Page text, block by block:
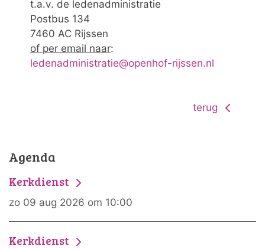
t.a.v. de ledenadministratie
Postbus 134
7460 AC Rijssen
of per email naar:
ledenadministratie@openhof-rijssen.nl
terug
Agenda
Kerkdienst
zo 09 aug 2026 om 10:00
Kerkdienst